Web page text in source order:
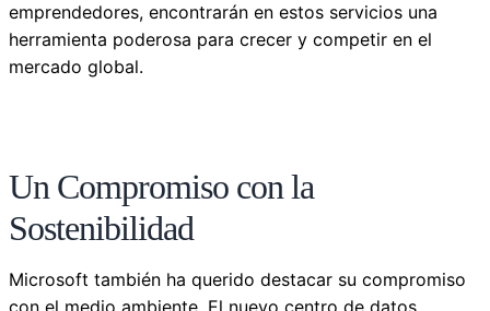
emprendedores, encontrarán en estos servicios una
herramienta poderosa para crecer y competir en el
mercado global.
Un Compromiso con la
Sostenibilidad
Microsoft también ha querido destacar su compromiso
con el medio ambiente. El nuevo centro de datos